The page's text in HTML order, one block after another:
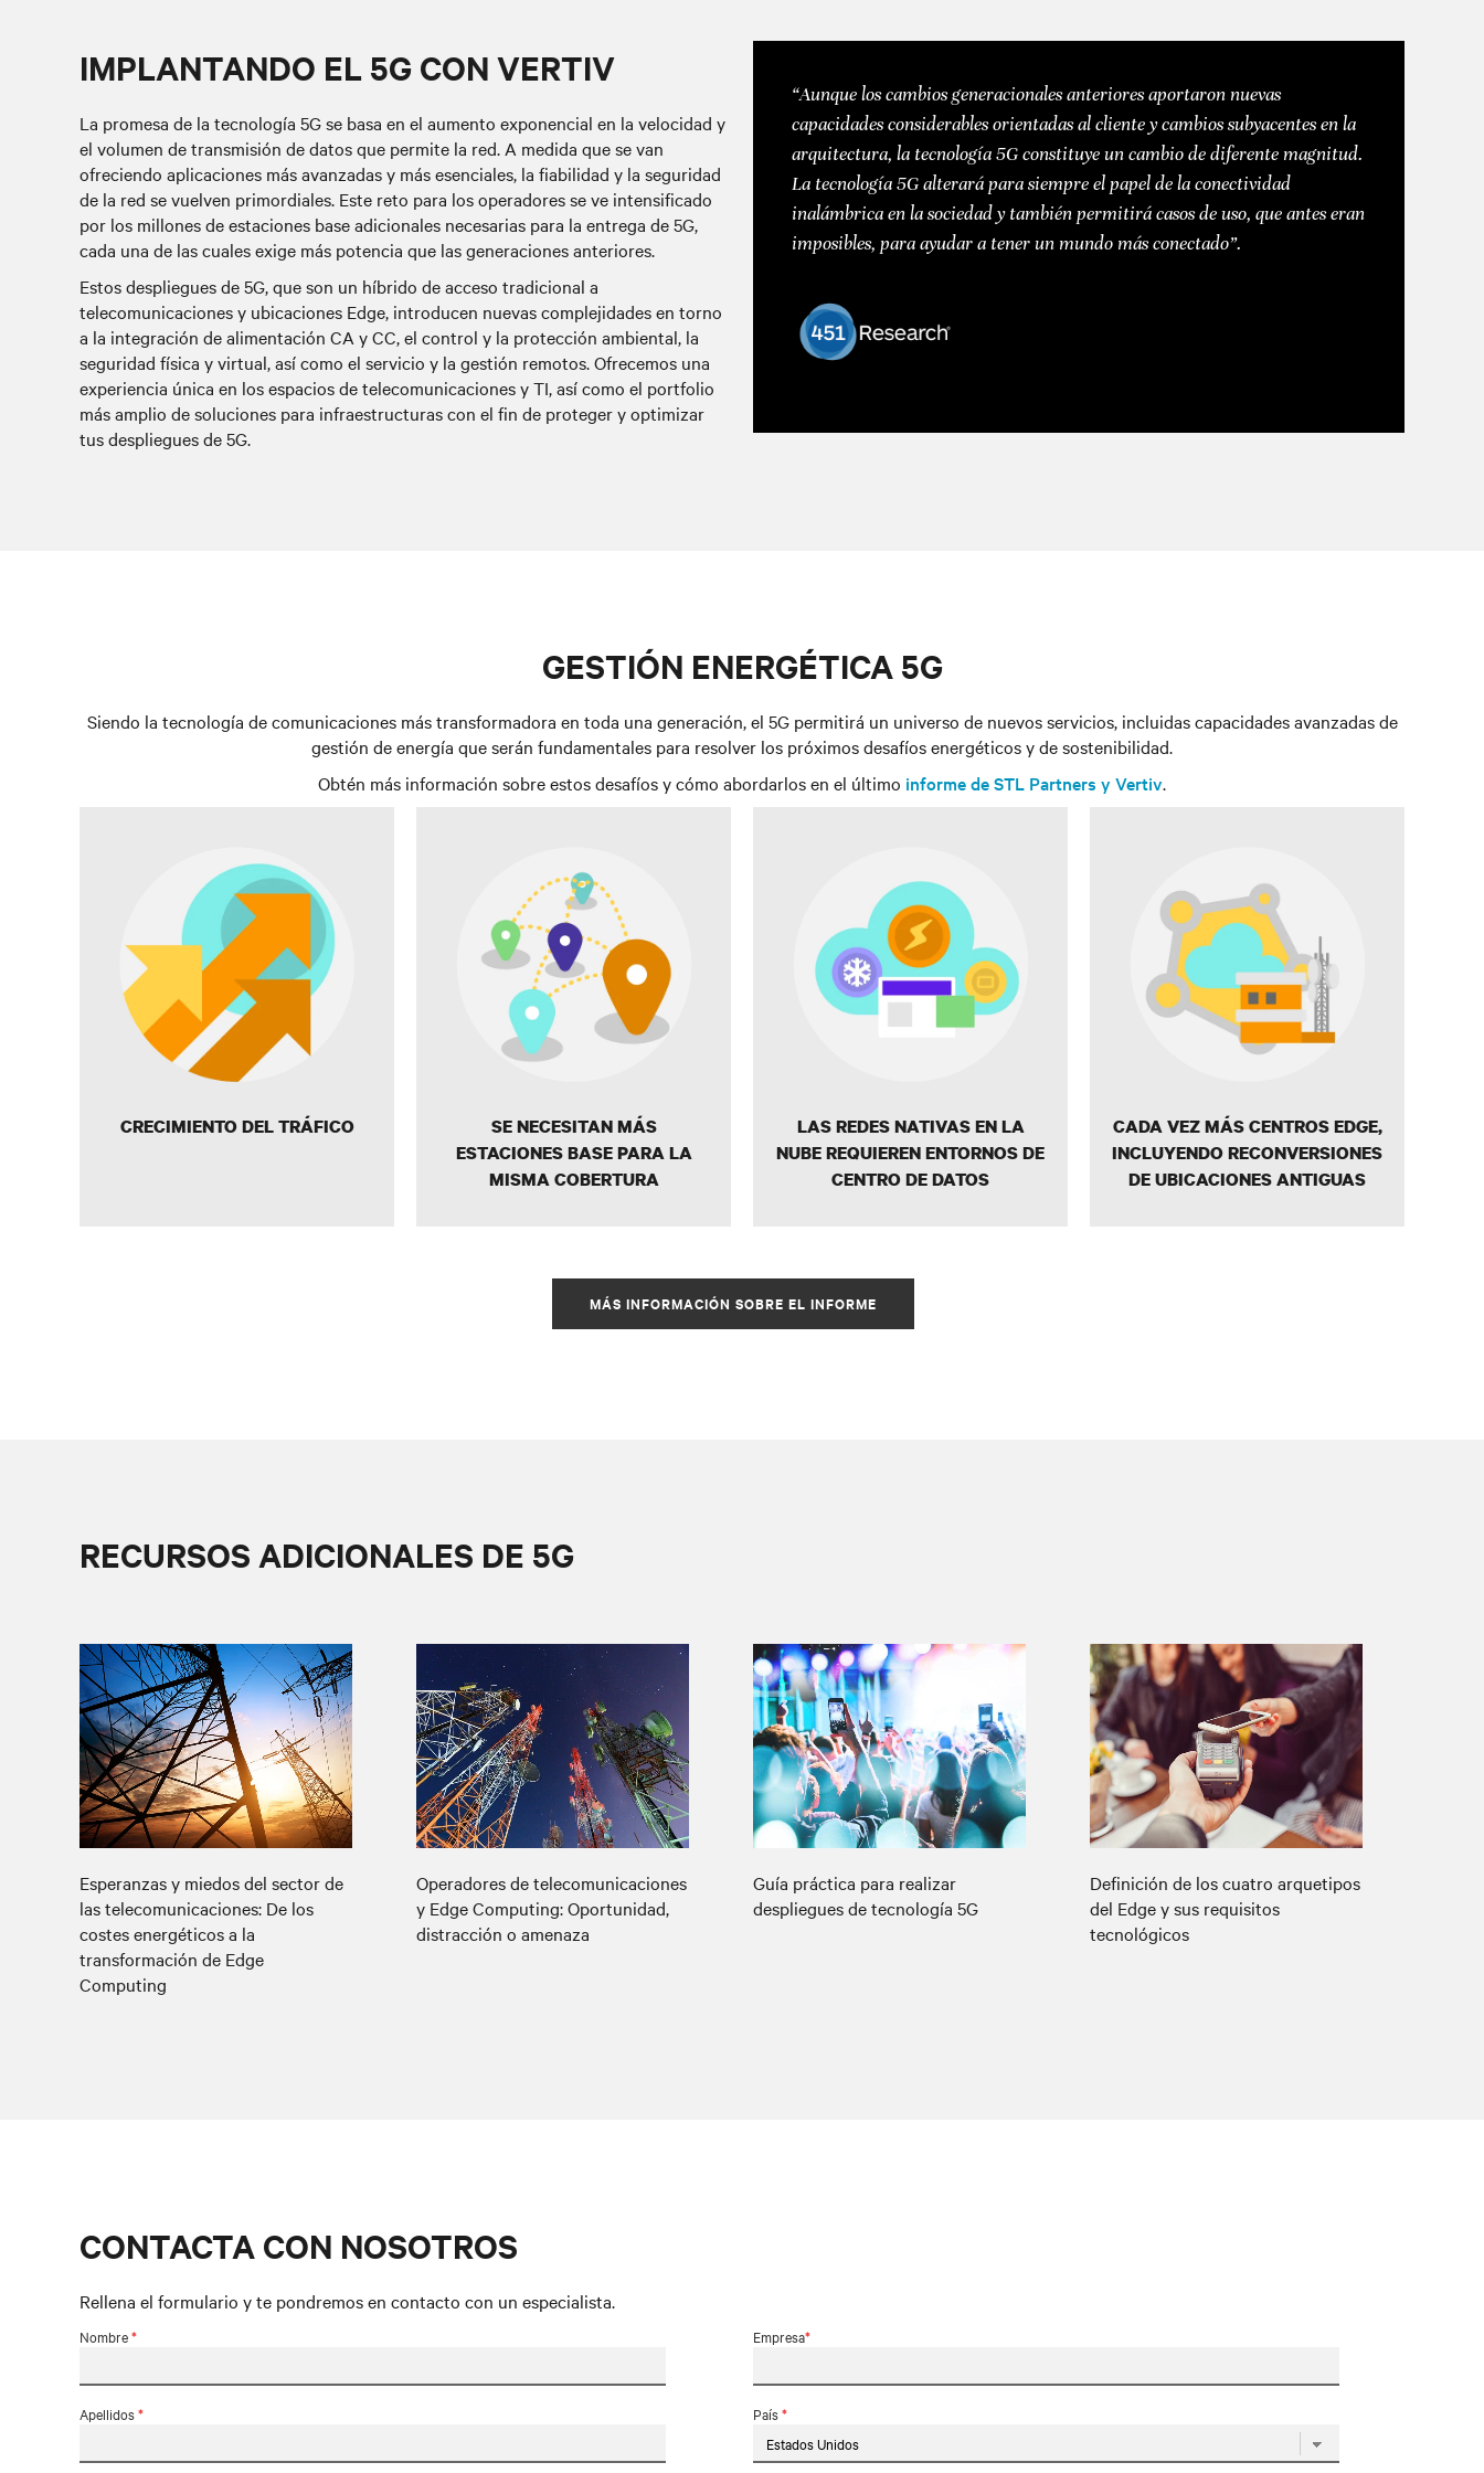
IMPLANTANDO EL 5G CON VERTIV
La promesa de la tecnología 5G se basa en el aumento exponencial en la velocidad y
el volumen de transmisión de datos que permite la red. A medida que se van
ofreciendo aplicaciones más avanzadas y más esenciales, la fiabilidad y la seguridad
de la red se vuelven primordiales. Este reto para los operadores se ve intensificado
por los millones de estaciones base adicionales necesarias para la entrega de 5G,
cada una de las cuales exige más potencia que las generaciones anteriores.
Estos despliegues de 5G, que son un híbrido de acceso tradicional a
telecomunicaciones y ubicaciones Edge, introducen nuevas complejidades en torno
a la integración de alimentación CA y CC, el control y la protección ambiental, la
seguridad física y virtual, así como el servicio y la gestión remotos. Ofrecemos una
experiencia única en los espacios de telecomunicaciones y TI, así como el portfolio
más amplio de soluciones para infraestructuras con el fin de proteger y optimizar
tus despliegues de 5G.
“Aunque los cambios generacionales anteriores aportaron nuevas
capacidades considerables orientadas al cliente y cambios subyacentes en la
arquitectura, la tecnología 5G constituye un cambio de diferente magnitud.
La tecnología 5G alterará para siempre el papel de la conectividad
inalámbrica en la sociedad y también permitirá casos de uso, que antes eran
imposibles, para ayudar a tener un mundo más conectado”.
GESTIÓN ENERGÉTICA 5G
Siendo la tecnología de comunicaciones más transformadora en toda una generación, el 5G permitirá un universo de nuevos servicios, incluidas capacidades avanzadas de
gestión de energía que serán fundamentales para resolver los próximos desafíos energéticos y de sostenibilidad.
Obtén más información sobre estos desafíos y cómo abordarlos en el último informe de STL Partners y Vertiv.
CRECIMIENTO DEL TRÁFICO
SE NECESITAN MÁS
ESTACIONES BASE PARA LA
MISMA COBERTURA
LAS REDES NATIVAS EN LA
NUBE REQUIEREN ENTORNOS DE
CENTRO DE DATOS
CADA VEZ MÁS CENTROS EDGE,
INCLUYENDO RECONVERSIONES
DE UBICACIONES ANTIGUAS
MÁS INFORMACIÓN SOBRE EL INFORME
RECURSOS ADICIONALES DE 5G
Esperanzas y miedos del sector de
las telecomunicaciones: De los
costes energéticos a la
transformación de Edge
Computing
Operadores de telecomunicaciones
y Edge Computing: Oportunidad,
distracción o amenaza
Guía práctica para realizar
despliegues de tecnología 5G
Definición de los cuatro arquetipos
del Edge y sus requisitos
tecnológicos
CONTACTA CON NOSOTROS
Rellena el formulario y te pondremos en contacto con un especialista.
Nombre*
Apellidos*
Empresa*
País*